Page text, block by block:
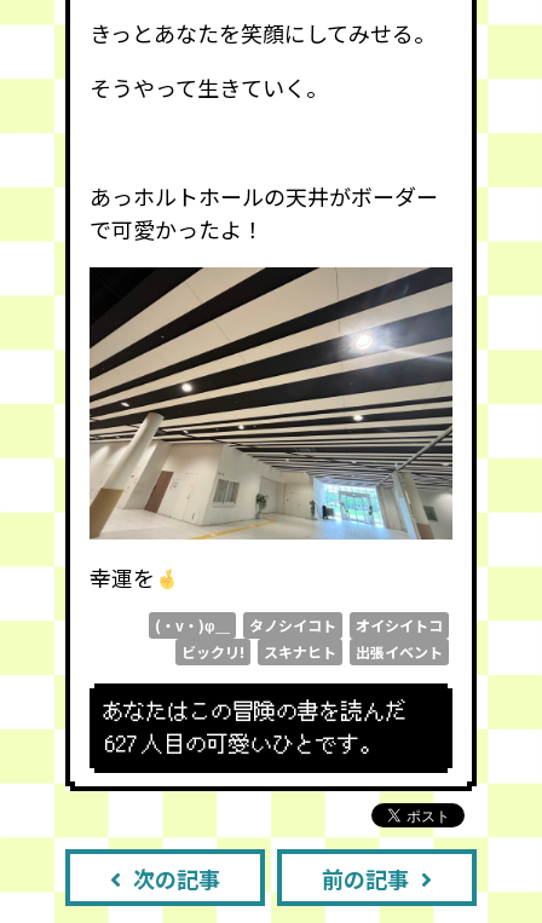
きっとあなたを笑顔にしてみせる。
そうやって生きていく。
あっホルトホールの天井がボーダー
で可愛かったよ！
幸運を
(・v・)φ＿ タノシイコト
オイシイトコ
ビックリ!
スキナヒト 出張イベント
あなたはこの冒険の書を読んだ
627 人目の可愛いひとです。
次の記事 前の記事